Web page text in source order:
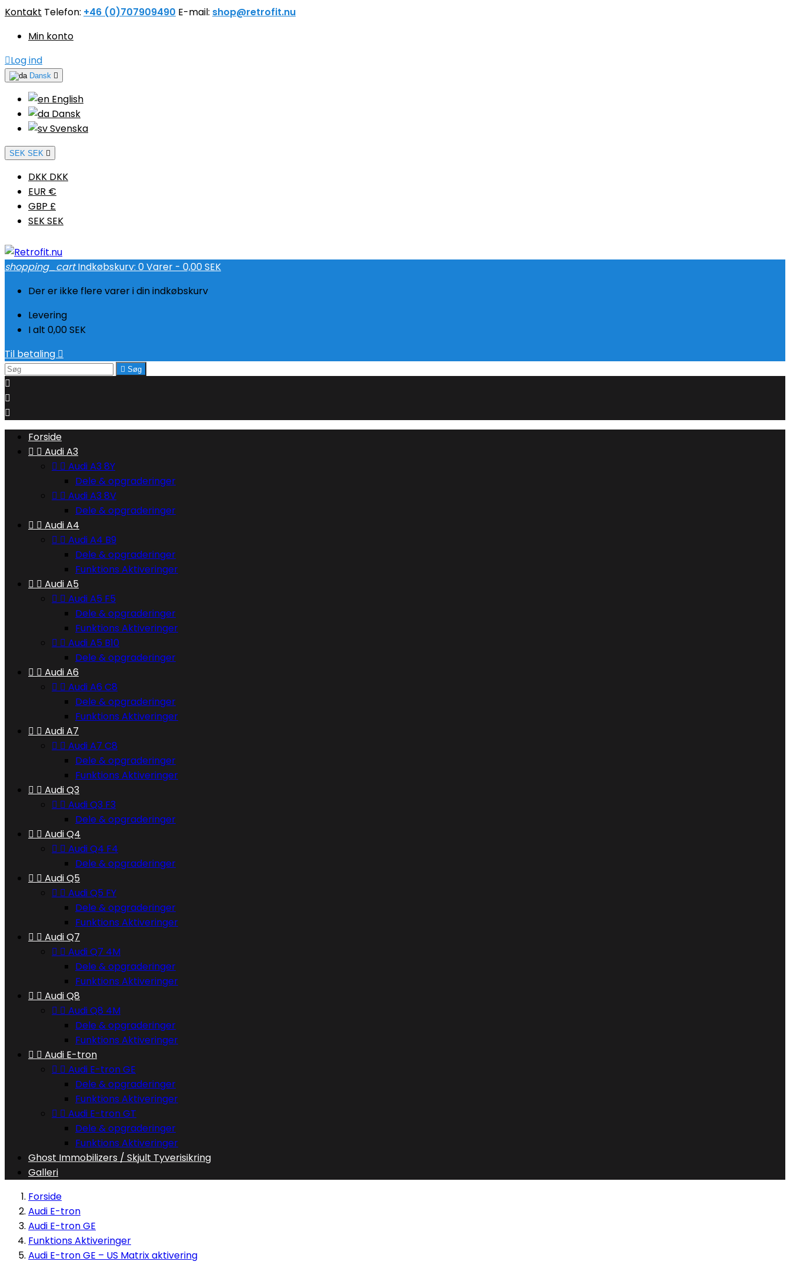
Kontakt Telefon: +46 (0)707909490 E-mail: shop@retrofit.nu
Min konto
Log ind
Dansk 
English
Dansk
Svenska
SEK SEK 
DKK DKK
EUR €
GBP £
SEK SEK
shopping_cart Indkøbskurv: 0Varer - 0,00 SEK
Der er ikke flere varer i din indkøbskurv
Levering
I alt 0,00 SEK
Til betaling 
 Søg



Forside
  Audi A3
  Audi A3 8Y
Dele & opgraderinger
  Audi A3 8V
Dele & opgraderinger
  Audi A4
  Audi A4 B9
Dele & opgraderinger
Funktions Aktiveringer
  Audi A5
  Audi A5 F5
Dele & opgraderinger
Funktions Aktiveringer
  Audi A5 B10
Dele & opgraderinger
  Audi A6
  Audi A6 C8
Dele & opgraderinger
Funktions Aktiveringer
  Audi A7
  Audi A7 C8
Dele & opgraderinger
Funktions Aktiveringer
  Audi Q3
  Audi Q3 F3
Dele & opgraderinger
  Audi Q4
  Audi Q4 F4
Dele & opgraderinger
  Audi Q5
  Audi Q5 FY
Dele & opgraderinger
Funktions Aktiveringer
  Audi Q7
  Audi Q7 4M
Dele & opgraderinger
Funktions Aktiveringer
  Audi Q8
  Audi Q8 4M
Dele & opgraderinger
Funktions Aktiveringer
  Audi E-tron
  Audi E-tron GE
Dele & opgraderinger
Funktions Aktiveringer
  Audi E-tron GT
Dele & opgraderinger
Funktions Aktiveringer
Ghost Immobilizers / Skjult Tyverisikring
Galleri
Forside
Audi E-tron
Audi E-tron GE
Funktions Aktiveringer
Audi E-tron GE – US Matrix aktivering